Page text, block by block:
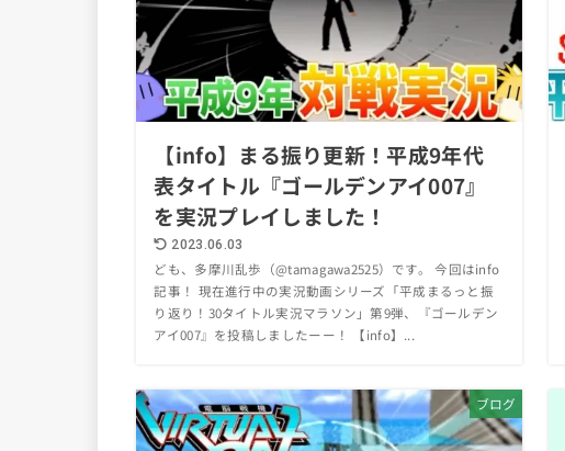
【info】まる振り更新！平成9年代
表タイトル『ゴールデンアイ007』
を実況プレイしました！
2023.06.03
ども、多摩川乱歩（@tamagawa2525）です。 今回はinfo
記事！ 現在進行中の実況動画シリーズ「平成まるっと振
り返り！30タイトル実況マラソン」第9弾、『ゴールデン
アイ007』を投稿しましたーー！ 【info】...
ブログ